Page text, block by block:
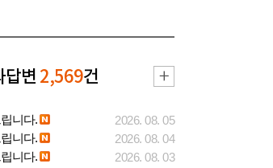
답변 2,569건
니다.
2026. 08. 05
니다.
2026. 08. 04
니다.
2026. 08. 03